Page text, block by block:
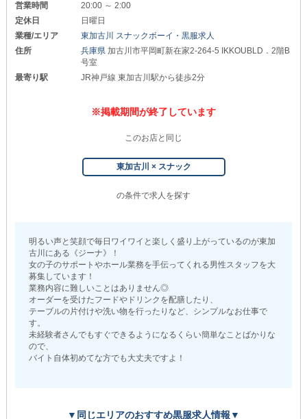
営業時間
20:00 ～ 2:00
定休日
日曜日
業種/エリア
東加古川 スナックボーイ・黒服求人
住所
兵庫県 加古川市平岡町新在家2-264-5 IKKOUBLD．2階B
号室
最寄り駅
JR神戸線 東加古川駅から徒歩2分
※掲載期間が終了しています
このお店と同じ
東加古川 × スナック
の条件で求人を探す
明るい声と笑顔で毎日ワイワイと楽しく盛り上がっているのが東加
古川にある《ジーナ》！
女の子のサポートやホール業務を手伝ってくれる男性スタッフを大
募集しています！
業務内容に難しいことはありません◎
オーダーを受けたフードやドリンクを配膳したり、
テーブルの片付けや洗い物を行ったりなど、シンプルなお仕事で
す。
未経験者さんでもすぐできるようになるくらい簡単なことばかりな
ので、
バイト自体初めてな方でも大丈夫ですよ！
▼同じエリアのおすすめ黒服求人情報▼